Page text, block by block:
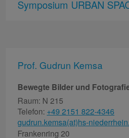
Symposium URBAN
Prof. Gudrun Kemsa
Bewegte Bilder und
Raum: N 215
Telefon: +49 2151 822-4346
gudrun.kemsa(at)hs-
Frankenring 20